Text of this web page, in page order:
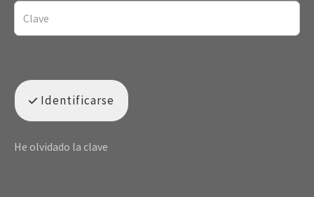
Identificarse
He olvidado la clave